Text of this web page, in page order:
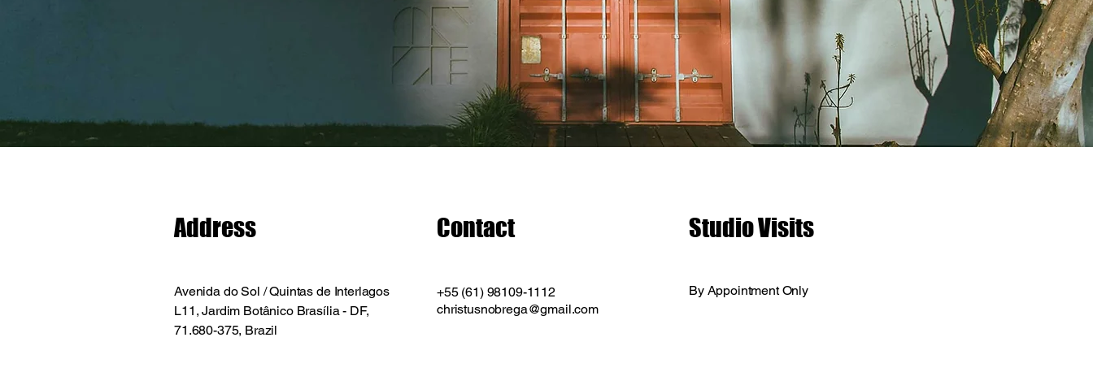
Address Contact Studio Visits
Avenida do Sol / Quintas de Interlagos
L11, Jardim Botânico Brasília - DF,
71.680-375, Brazil
+55 (61) 98109-1112
christusnobrega@gmail.com
By Appointment Only